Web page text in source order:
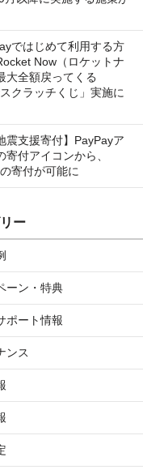
ではじめて利用する方
Now（ロケットナ
大全額戻ってくる
クラッチくじ」実施に
震支援寄付】PayPayア
寄付アイコンから、
寄付が可能に
ー
ーン・特典
ポート情報
ンス